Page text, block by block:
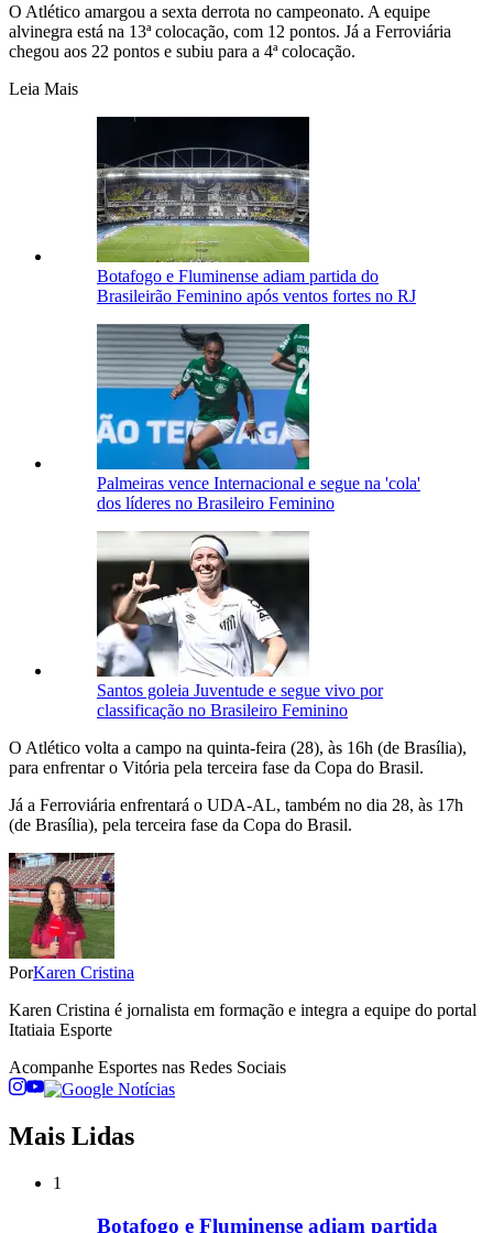
O Atlético amargou a sexta derrota no campeonato. A equipe
alvinegra está na 13ª colocação, com 12 pontos. Já a Ferroviária
chegou aos 22 pontos e subiu para a 4ª colocação.
Leia Mais
Botafogo e Fluminense adiam partida do
Brasileirão Feminino após ventos fortes no RJ
Palmeiras vence Internacional e segue na 'cola'
dos líderes no Brasileiro Feminino
Santos goleia Juventude e segue vivo por
classificação no Brasileiro Feminino
O Atlético volta a campo na quinta-feira (28), às 16h (de Brasília),
para enfrentar o Vitória pela terceira fase da Copa do Brasil.
Já a Ferroviária enfrentará o UDA-AL, também no dia 28, às 17h
(de Brasília), pela terceira fase da Copa do Brasil.
PorKaren Cristina
Karen Cristina é jornalista em formação e integra a equipe do portal
Itatiaia Esporte
Acompanhe Esportes nas Redes Sociais
Mais Lidas
1
Botafogo e Fluminense adiam partida